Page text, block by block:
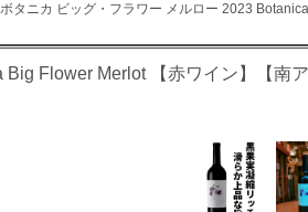
タニカ ビッグ・フラワー メルロー 2023
Flower Merlot 【赤ワイン】【南